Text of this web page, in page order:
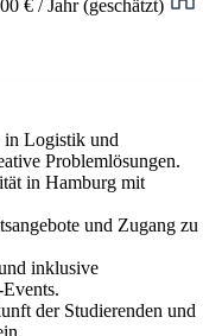
€ / Jahr (geschätzt)
in Logistik und
Problemlösungen.
in Hamburg mit
und Zugang zu
inklusive
der Studierenden und